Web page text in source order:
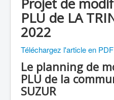
Agriculture
Culture Loisirs
Europe
Collectivités
PLU de LA
2022
Téléchargez l'article en PDF
Le planning de
PLU de la
SUZUR